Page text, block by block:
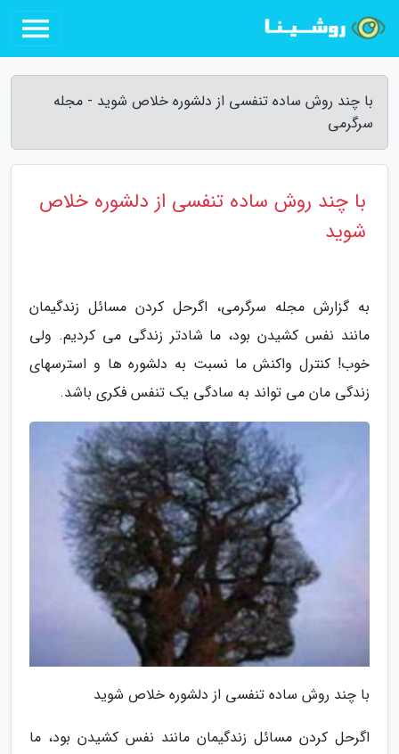
با چند روش ساده تنفسی از دلشوره خلاص شوید - مجله
سرگرمی
با چند روش ساده تنفسی از دلشوره خلاص
شوید
به گزارش مجله سرگرمی، اگرحل کردن مسائل زندگیمان
مانند نفس کشیدن بود، ما شادتر زندگی می کردیم. ولی
خوب! کنترل واکنش ما نسبت به دلشوره ها و استرسهای
زندگی مان می تواند به سادگی یک تنفس فکری باشد.
با چند روش ساده تنفسی از دلشوره خلاص شوید
اگرحل کردن مسائل زندگیمان مانند نفس کشیدن بود، ما